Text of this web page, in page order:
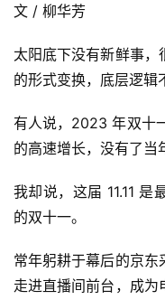
文 / 柳华芳
太阳底下没有新鲜事
的形式变换，底层逻辑
有人说，2023 年双十
的高速增长，没有了当
我却说，这届 11.11
的双十一。
常年躬耕于幕后的京
走进直播间前台，成为